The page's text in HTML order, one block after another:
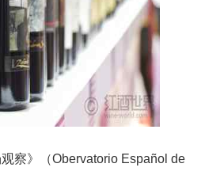
察》（Obervatorio Español de